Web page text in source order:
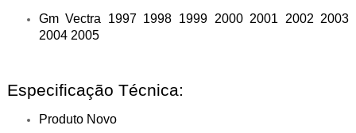
Gm Vectra 1997 1998 1999 2000 2001 2002 2003
2004 2005
Especificação Técnica:
Produto Novo